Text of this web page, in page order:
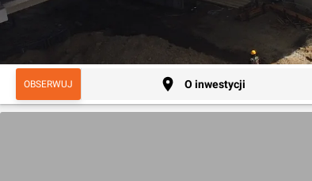
OBSERWUJ O inwestycji